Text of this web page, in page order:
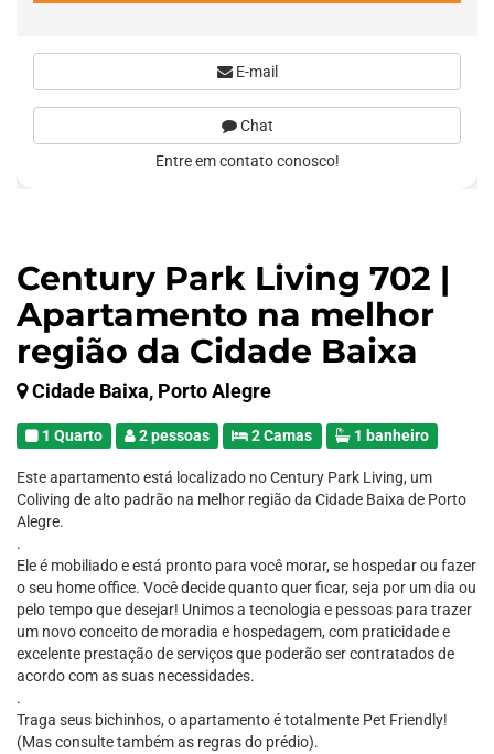
Century Park Living 702 |
Apartamento na melhor
região da Cidade Baixa
Cidade Baixa, Porto Alegre
1 Quarto 2 pessoas 2 Camas 1 banheiro
Este apartamento está localizado no Century Park Living, um
Coliving de alto padrão na melhor região da Cidade Baixa de Porto
Alegre.
.
Ele é mobiliado e está pronto para você morar, se hospedar ou fazer
o seu home office. Você decide quanto quer ficar, seja por um dia ou
pelo tempo que desejar! Unimos a tecnologia e pessoas para trazer
um novo conceito de moradia e hospedagem, com praticidade e
excelente prestação de serviços que poderão ser contratados de
acordo com as suas necessidades.
.
Traga seus bichinhos, o apartamento é totalmente Pet Friendly!
(Mas consulte também as regras do prédio).
E-mail
Chat
Entre em contato conosco!